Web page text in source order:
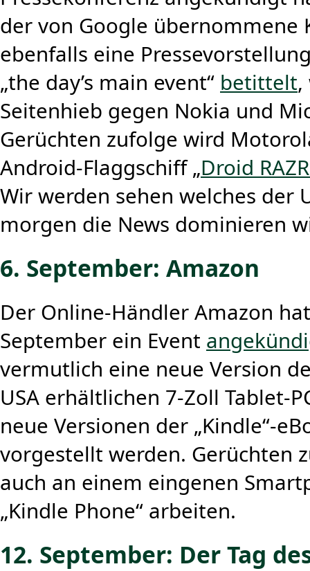
der von Google übernommene
ebenfalls eine
„the day’s main event“ betittelt
Seitenhieb gegen Nokia und
Gerüchten zufolge wird
Android-Flaggschiff „Droid
Wir werden sehen welches der
morgen die News dominieren
6. September: Amazon
Der Online-Händler Amazon
September ein Event
vermutlich eine neue Version
USA erhältlichen 7-Zoll Tablet-
neue Versionen der „Kindle“-
vorgestellt werden. Gerüchten
auch an einem eingenen
„Kindle Phone“ arbeiten.
12. September: Der Tag